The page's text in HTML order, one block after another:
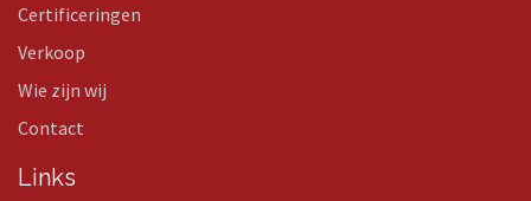
Certificeringen
Verkoop
Wie zijn wij
Contact
Links